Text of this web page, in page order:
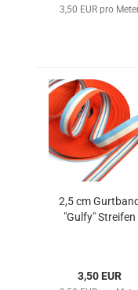
3,50 EUR pro
2,5 cm Gurtband
"Gulfy" Streifen
3,50 EUR